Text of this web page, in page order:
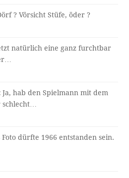
? Vörsicht Stüfe, öder ?
natürlich eine ganz furchtbar
Ja, hab den Spielmann mit dem
Foto dürfte 1966 entstanden sein.